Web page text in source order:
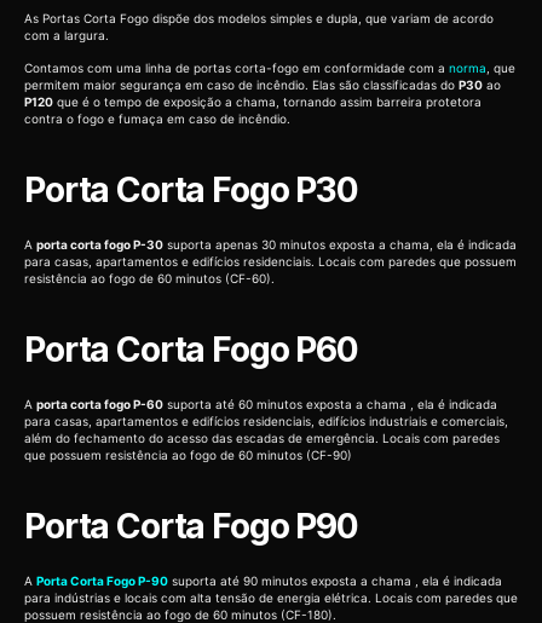
As Portas Corta Fogo dispõe dos modelos simples e dupla, que variam de acordo
com a largura.
Contamos com uma linha de portas corta-fogo em conformidade com a norma , que
permitem maior segurança em caso de incêndio. Elas são classificadas do P30 ao
P120 que é o tempo de exposição a chama, tornando assim barreira protetora
contra o fogo e fumaça em caso de incêndio.
Porta Corta Fogo P30
A porta corta fogo P-30 suporta apenas 30 minutos exposta a chama, ela é indicada
para casas, apartamentos e edifícios residenciais. Locais com paredes que possuem
resistência ao fogo de 60 minutos (CF-60).
Porta Corta Fogo P60
A porta corta fogo P-60 suporta até 60 minutos exposta a chama , ela é indicada
para casas, apartamentos e edifícios residenciais, edifícios industriais e comerciais,
além do fechamento do acesso das escadas de emergência. Locais com paredes
que possuem resistência ao fogo de 60 minutos (CF-90)
Porta Corta Fogo P90
A Porta Corta Fogo P-90 suporta até 90 minutos exposta a chama , ela é indicada
para indústrias e locais com alta tensão de energia elétrica. Locais com paredes que
possuem resistência ao fogo de 60 minutos (CF-180).